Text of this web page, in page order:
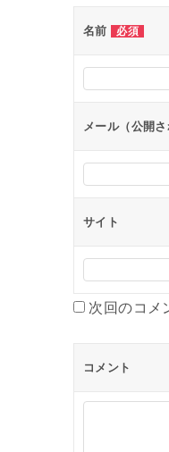
ー
ョ
ン
名前 必須
メール（公開
サイト
次回のコメ
コメント